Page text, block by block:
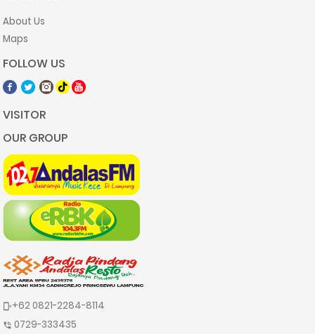
About Us
Maps
FOLLOW US
VISITOR
OUR GROUP
phonelink_ring+62 0821-2284-8114
phone_in_talk 0729-333435